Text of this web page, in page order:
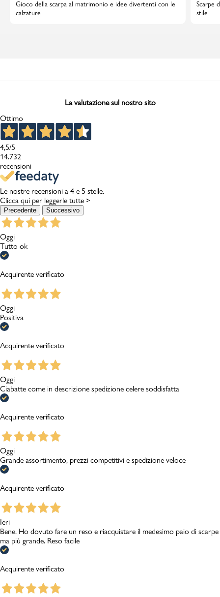
Gioco della scarpa al matrimonio e idee divertenti con le
calzature
Scarpe
stile
La valutazione sul nostro sito
Ottimo
4,5/5
14.732
recensioni
Le nostre recensioni a 4 e 5 stelle.
Clicca qui per leggerle tutte >
Precedente Successivo
Oggi
Tutto ok
Acquirente verificato
Oggi
Positiva
Acquirente verificato
Oggi
Ciabatte come in descrizione spedizione celere soddisfatta
Acquirente verificato
Oggi
Grande assortimento, prezzi competitivi e spedizione veloce
Acquirente verificato
Ieri
Bene. Ho dovuto fare un reso e riacquistare il medesimo paio di scarpe
ma più grande. Reso facile
Acquirente verificato